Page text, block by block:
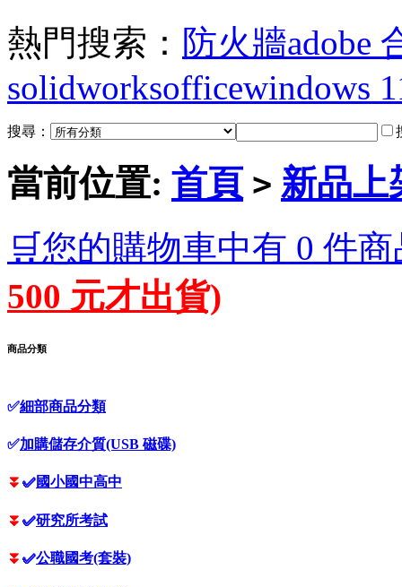
熱門搜索： 防火牆adobe
solidworksofficewindows
搜尋：
當前位置: 首頁 > 新品上
🛒您的購物車中有 0 件
500 元才出貨)
商品分類
✅細部商品分類
✅加購儲存介質(USB 磁碟)
⏬ ✅國小國中高中
⏬ ✅研究所考試
⏬ ✅公職國考(套裝)